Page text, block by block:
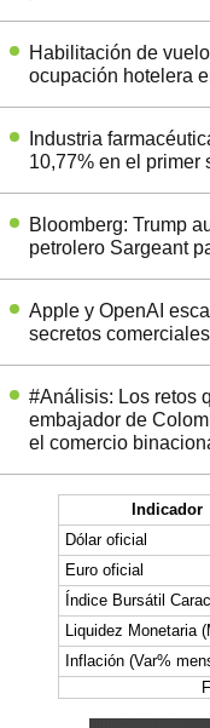
Habilitación de
ocupación hotelera
Industria
10,77% en el primer
Bloomberg: Trump
petrolero Sargeant
Apple y OpenAI
secretos comerciales
#Análisis: Los retos
embajador de
el comercio
Indicador
Dólar oficial
Euro oficial
Índice Bursátil
Liquidez Monetaria
Inflación (Var%